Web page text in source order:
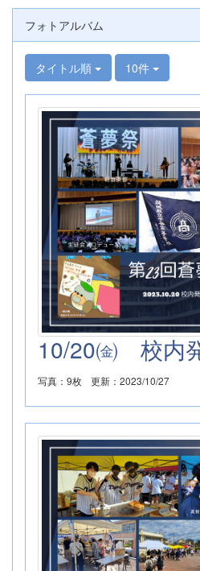
フォトアルバム
タイトル順 10件
10/20㈮ 校内
写真：9枚 更新：2023/10/27